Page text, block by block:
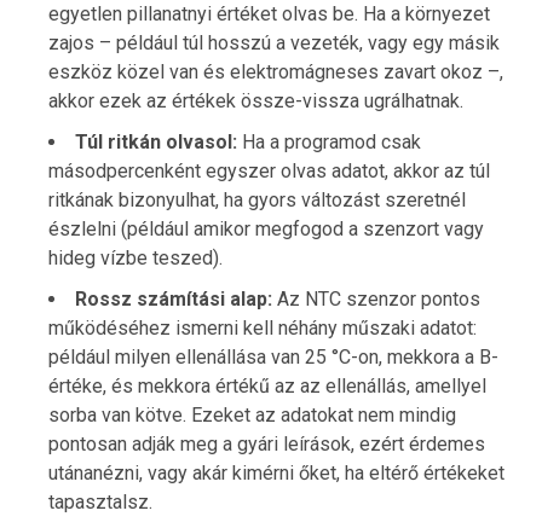
egyetlen pillanatnyi értéket olvas be. Ha a környezet
zajos – például túl hosszú a vezeték, vagy egy másik
eszköz közel van és elektromágneses zavart okoz –,
akkor ezek az értékek össze-vissza ugrálhatnak.
Túl ritkán olvasol: Ha a programod csak
másodpercenként egyszer olvas adatot, akkor az túl
ritkának bizonyulhat, ha gyors változást szeretnél
észlelni (például amikor megfogod a szenzort vagy
hideg vízbe teszed).
Rossz számítási alap: Az NTC szenzor pontos
működéséhez ismerni kell néhány műszaki adatot:
például milyen ellenállása van 25 °C-on, mekkora a B-
értéke, és mekkora értékű az az ellenállás, amellyel
sorba van kötve. Ezeket az adatokat nem mindig
pontosan adják meg a gyári leírások, ezért érdemes
utánanézni, vagy akár kimérni őket, ha eltérő értékeket
tapasztalsz.